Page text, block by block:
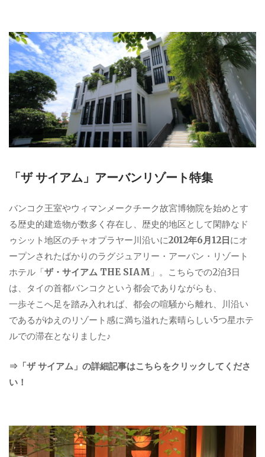
リ
ー
「ザ サイアム」アーバンリゾート特集
バンコク王室やウィマンメークチーク故宮博物院を始めとす
る歴史的建造物が数多く存在し、歴史的地区として閑静なド
ゥシット地区のチャオプラヤー川沿いに2012年6月12日にオ
ープンされたばかりのラグジュアリー・アーバン・リゾート
ホテル「ザ・サイアム THE SIAM 」。こちらでの2泊3日
は、タイの首都バンコクという都会でありながらも、
一歩そこへ足を踏み入れれば、都会の喧騒から離れ、川沿い
であるがゆえのリゾート感に満ち溢れた素晴らしい5つ星ホテ
ルでの滞在となりました♪
⇒「ザ サイアム」の詳細記事はこちらをクリックしてくださ
い！